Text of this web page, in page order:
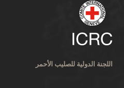
اللجنة الدولية للصليب الأحمر